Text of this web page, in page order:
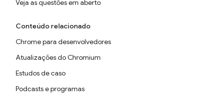
Veja as questões em aberto
Conteúdo relacionado
Chrome para desenvolvedores
Atualizações do Chromium
Estudos de caso
Podcasts e programas